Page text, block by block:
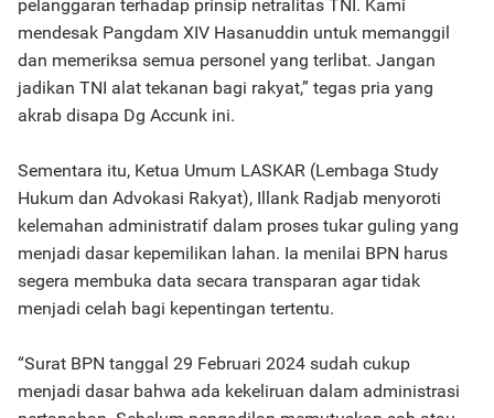
pelanggaran terhadap prinsip netralitas TNI. Kami
mendesak Pangdam XIV Hasanuddin untuk memanggil
dan memeriksa semua personel yang terlibat. Jangan
jadikan TNI alat tekanan bagi rakyat,” tegas pria yang
akrab disapa Dg Accunk ini.
Sementara itu, Ketua Umum LASKAR (Lembaga Study
Hukum dan Advokasi Rakyat), Illank Radjab menyoroti
kelemahan administratif dalam proses tukar guling yang
menjadi dasar kepemilikan lahan. Ia menilai BPN harus
segera membuka data secara transparan agar tidak
menjadi celah bagi kepentingan tertentu.
“Surat BPN tanggal 29 Februari 2024 sudah cukup
menjadi dasar bahwa ada kekeliruan dalam administrasi